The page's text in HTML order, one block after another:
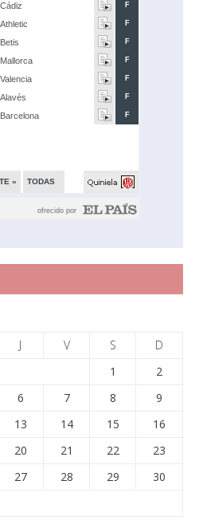
J V S
D
1
2
6 7 8
9
13 14 15
16
20 21 22
23
27 28 29
30